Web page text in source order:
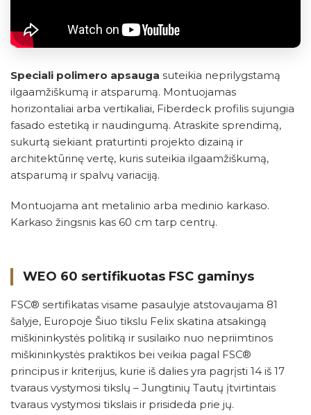
Speciali polimero apsauga suteikia neprilygstamą
ilgaamžiškumą ir atsparumą. Montuojamas
horizontaliai arba vertikaliai, Fiberdeck profilis sujungia
fasado estetiką ir naudingumą. Atraskite sprendimą,
sukurtą siekiant praturtinti projekto dizainą ir
architektūrinę vertę, kuris suteikia ilgaamžiškumą,
atsparumą ir spalvų variaciją.
Montuojama ant metalinio arba medinio karkaso.
Karkaso žingsnis kas 60 cm tarp centrų.
WEO 60 sertifikuotas FSC gaminys
FSC® sertifikatas visame pasaulyje atstovaujama 81
šalyje, Europoje Šiuo tikslu Felix skatina atsakingą
miškininkystės politiką ir susilaiko nuo nepriimtinos
miškininkystės praktikos bei veikia pagal FSC®
principus ir kriterijus, kurie iš dalies yra pagrįsti 14 iš 17
tvaraus vystymosi tikslų – Jungtinių Tautų įtvirtintais
tvaraus vystymosi tikslais ir prisideda prie jų.